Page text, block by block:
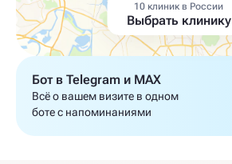
10 клиник в России
Выбрать клинику
Бот в Telegram и MAX
Всё о вашем визите в одном
боте с напоминаниями